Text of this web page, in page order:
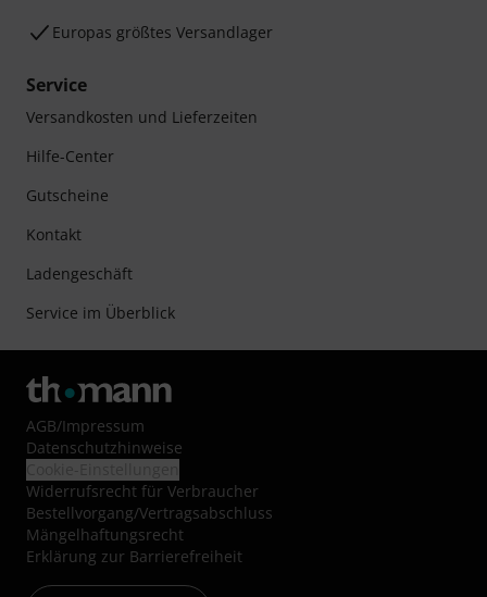
Europas größtes Versandlager
Service
Versandkosten und Lieferzeiten
Hilfe-Center
Gutscheine
Kontakt
Ladengeschäft
Service im Überblick
AGB/Impressum
Datenschutzhinweise
Widerrufsrecht für Verbraucher
Bestellvorgang/Vertragsabschluss
Mängelhaftungsrecht
Erklärung zur Barrierefreiheit